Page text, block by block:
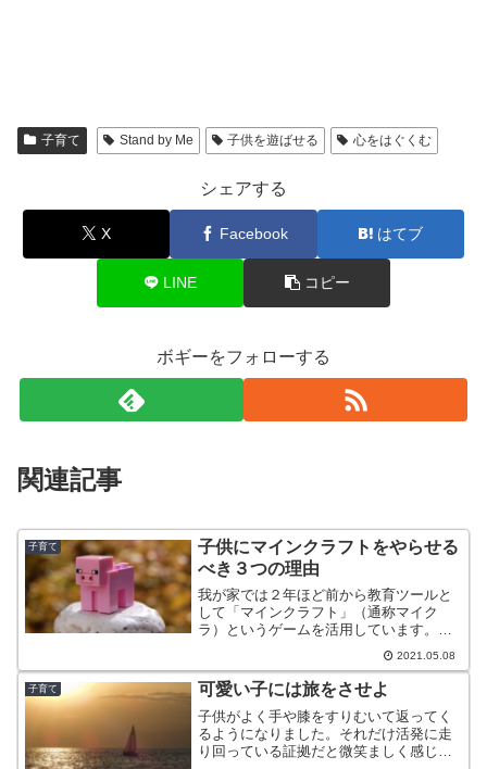
子育て Stand by Me 子供を遊ばせる 心をはぐくむ
シェアする
X Facebook はてブ
LINE コピー
ボギーをフォローする
関連記事
子育て
子供にマインクラフトをやらせる
べき３つの理由
我が家では２年ほど前から教育ツールと
して「マインクラフト」（通称マイク
ラ）というゲームを活用しています。２
０１１年にリリースされて以来、世界中
で大ヒットしたソフトですが、私自身も
マイクラにどっぷりはまり「これは子供
にやらせるべき」と判断しました。そこ
で実際に私自身がプレイし、子供達にも
やらせてみて実感した「マイクラをやら
せるべき３つの理由」をご紹介します。
2021.05.08
子育て 可愛い子には旅をさせよ
子供がよく手や膝をすりむいて返ってく
るようになりました。それだけ活発に走
り回っている証拠だと微笑ましく感じて